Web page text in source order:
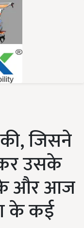
जिसने
उसके
और आज
के कई